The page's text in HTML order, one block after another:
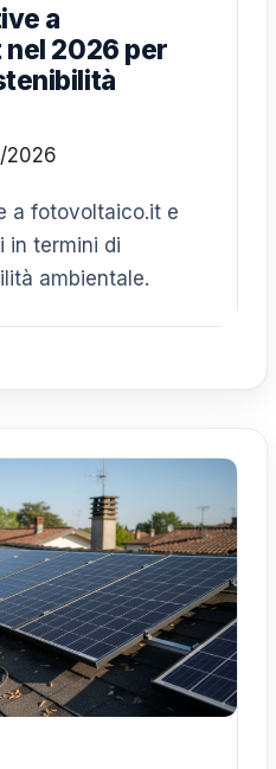
a
2026 per
a fotovoltaico.it e
in termini di
ambientale.